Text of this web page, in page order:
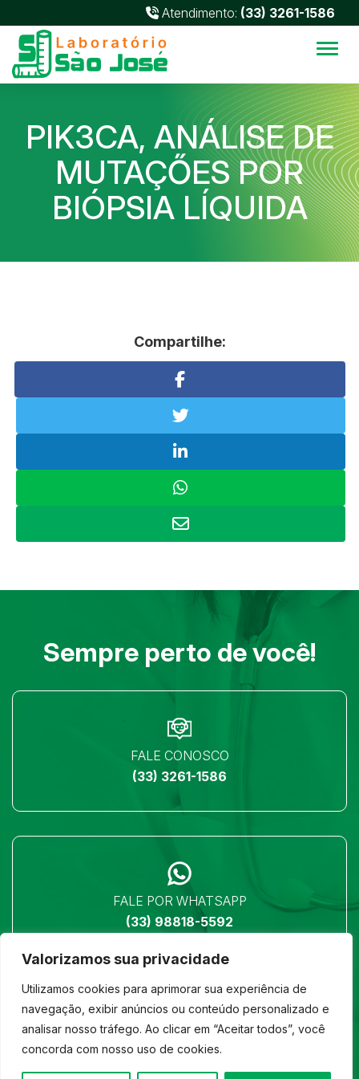
Valorizamos sua privacidade
Utilizamos cookies para aprimorar sua experiência de
navegação, exibir anúncios ou conteúdo personalizado e
analisar nosso tráfego. Ao clicar em “Aceitar todos”, você
concorda com nosso uso de cookies.
Atendimento: (33) 3261-1586
PIK3CA, ANÁLISE DE
MUTAÇŐES POR
BIÓPSIA LÍQUIDA
Compartilhe:
Sempre perto de você!
FALE CONOSCO
(33) 3261-1586
FALE POR WHATSAPP
(33) 98818-5592
LOCALIZAÇÃO